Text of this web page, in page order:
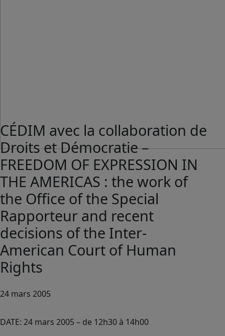
CÉDIM avec la collaboration de
Droits et Démocratie –
FREEDOM OF EXPRESSION IN
THE AMERICAS : the work of
the Office of the Special
Rapporteur and recent
decisions of the Inter-
American Court of Human
Rights
24 mars 2005
DATE: 24 mars 2005 – de 12h30 à 14h00